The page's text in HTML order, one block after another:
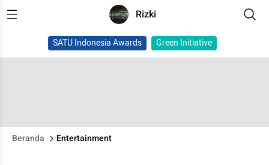
Rizki
SATU Indonesia Awards Green Initiative
Beranda Entertainment